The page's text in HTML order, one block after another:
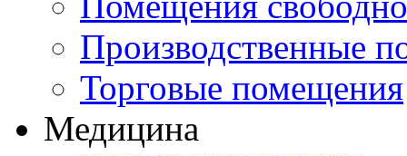
Производственные
Торговые помещения
Медицина